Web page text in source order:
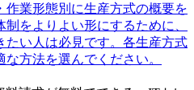
作業形態別に生産方式の概要を
をよりよい形にするために、
たい人は必見です。各生産方式
方法を選んでください。